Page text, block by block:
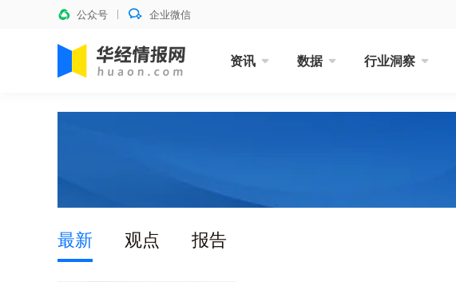
公众号 企业微信
资讯 数据 行业洞察
最新 观点 报告